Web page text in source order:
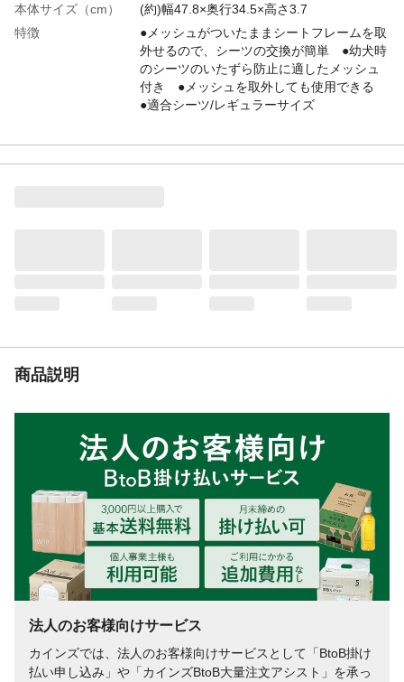
本体サイズ（cm）
(約)幅47.8×奥行34.5×高さ3.7
特徴
●メッシュがついたままシートフレームを取
外せるので、シーツの交換が簡単 ●幼犬時
のシーツのいたずら防止に適したメッシュ
付き ●メッシュを取外しても使用できる
●適合シーツ/レギュラーサイズ
商品説明
法人のお客様向けサービス
カインズでは、法人のお客様向けサービスとして「BtoB掛け
払い申し込み」や「カインズBtoB大量注文アシスト」を承っ